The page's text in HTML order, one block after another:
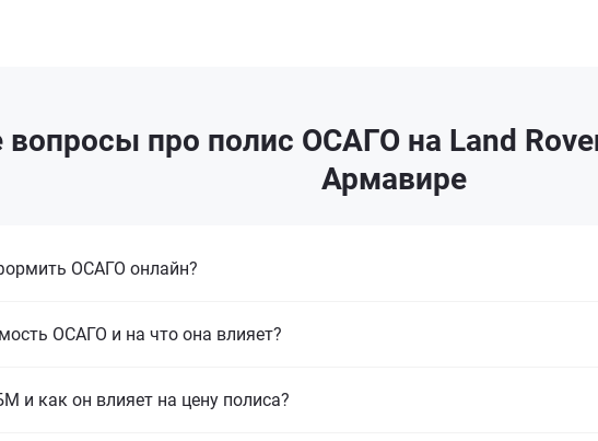
про полис ОСАГО на Land
Армавире
ОСАГО онлайн?
ОСАГО и на что она влияет?
и как он влияет на цену полиса?